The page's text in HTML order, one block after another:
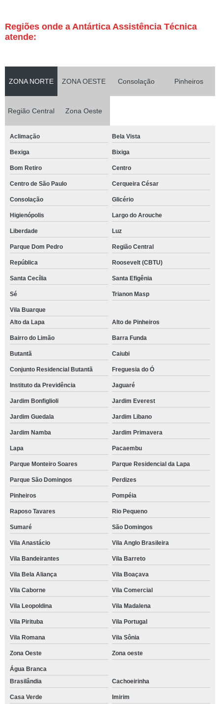
Regiões onde a Antártica Assistência Técnica
atende:
ZONA NORTE ZONA OESTE Consolação Pinheiros
Região Central Zona Oeste
Aclimação Bela Vista
Bexiga Bixiga
Bom Retiro Centro
Centro de São Paulo Cerqueira César
Consolação Glicério
Higienópolis Largo do Arouche
Liberdade Luz
Parque Dom Pedro Região Central
República Roosevelt (CBTU)
Santa Cecília Santa Efigênia
Sé Trianon Masp
Vila Buarque
Alto da Lapa
Alto de Pinheiros
Bairro do Limão Barra Funda
Butantã Caiubi
Conjunto Residencial Butantã Freguesia do Ó
Instituto da Previdência Jaguaré
Jardim Bonfiglioli Jardim Everest
Jardim Guedala Jardim Libano
Jardim Namba Jardim Primavera
Lapa Pacaembu
Parque Monteiro Soares Parque Residencial da Lapa
Parque São Domingos Perdizes
Pinheiros Pompéia
Raposo Tavares Rio Pequeno
Sumaré São Domingos
Vila Anastácio Vila Anglo Brasileira
Vila Bandeirantes Vila Barreto
Vila Bela Aliança Vila Boaçava
Vila Caborne Vila Comercial
Vila Leopoldina Vila Madalena
Vila Pirituba Vila Portugal
Vila Romana Vila Sônia
Zona Oeste Zona oeste
Água Branca
Brasilândia
Cachoeirinha
Casa Verde Imirim